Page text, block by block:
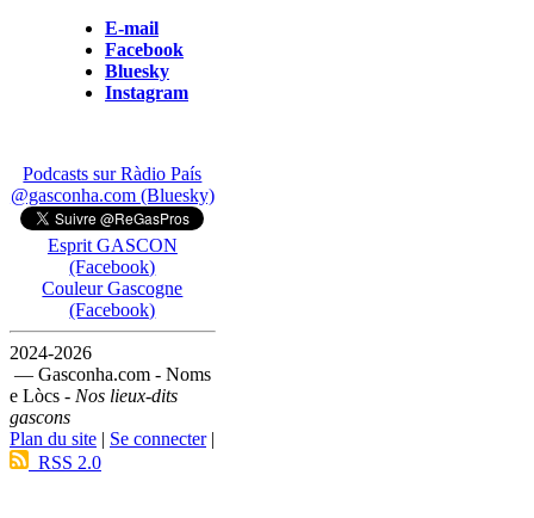
E-mail
Facebook
Bluesky
Instagram
Podcasts sur Ràdio País
@gasconha.com (Bluesky)
Esprit GASCON
(Facebook)
Couleur Gascogne
(Facebook)
2024-2026
— Gasconha.com - Noms
e Lòcs - Nos lieux-dits
gascons
Plan du site | Se connecter|
RSS 2.0